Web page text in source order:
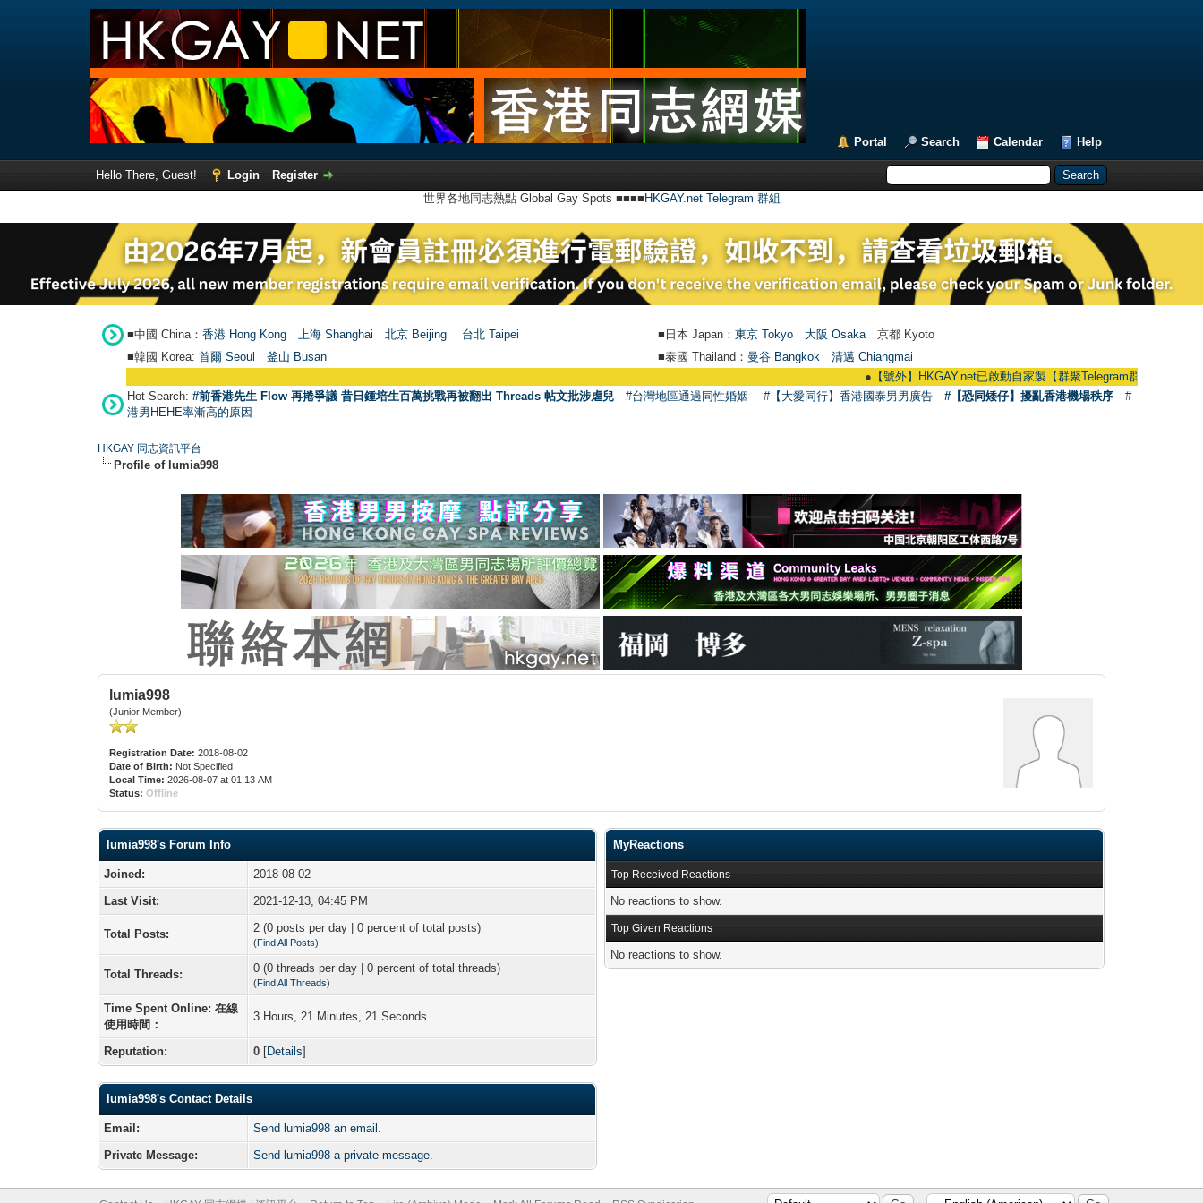
Portal Search Calendar Help
Hello There, Guest! Login
Register
世界各地同志熱點 Global Gay Spots ■■■■ HKGAY.net Telegram 群組
■中國 China： 香港 Hong Kong 上海 Shanghai 北京 Beijing 台北 Taipei ■日本 Japan： 東京 Tokyo 大阪 Osaka 京都 Kyoto
■韓國 Korea: 首爾 Seou 釜山 Busan ■泰國 Thailand： 曼谷 Bangkok
清邁 Chiangmai
【號外】HKGAY.net已啟動自家製【群聚Telegram群組】
Hot Search: #前香港先生 Flow 再捲爭議 昔日鍾培生百萬挑戰再被翻出 Threads 帖文批涉虐兒 #台灣地區通過同性婚姻 #【大愛同行】香港國泰男男廣告 #【恐同矮仔】擾亂香港機場秩序
#
港男HEHE率漸高的原因
HKGAY 同志資訊平台
Profile of lumia998
lumia998
(Junior Member)
Registration Date: 2018-08-02
Date of Birth: Not Specified
Local Time: 2026-08-07 at 01:13 AM
Status: Offline
lumia998's Forum Info
Joined:
2018-08-02
Last Visit:
2021-12-13, 04:45 PM
Total Posts: 2 (0 posts per day | 0 percent of total posts)
(Find All Posts)
Total Threads: 0 (0 threads per day | 0 percent of total threads)
(Find All Threads)
Time Spent Online: 在線
使用時間：
3 Hours, 21 Minutes, 21 Seconds
Reputation: 0 [Details]
lumia998's Contact Details
Email:
Send lumia998 an email.
Private Message:
Send lumia998 a private message.
MyReactions
Top Received Reactions
No reactions to show.
Top Given Reactions
No reactions to show.